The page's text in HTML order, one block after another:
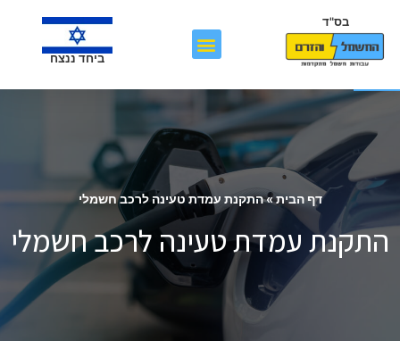
פתח סרגל נגישות
בס"ד
ביחד ננצח
דף הבית»התקנת עמדת טעינה לרכב חשמלי
התקנת עמדת טעינה לרכב חשמלי